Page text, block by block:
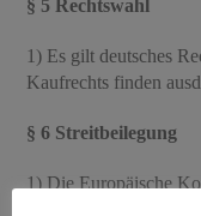
§ 5 Rechtswahl
1) Es gilt deutsches
Kaufrechts finden
§ 6 Streitbeilegung
1) Die Europäische